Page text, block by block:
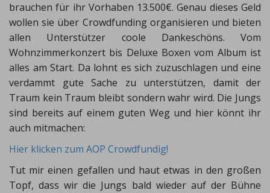
brauchen für ihr Vorhaben 13.500€. Genau dieses Geld
wollen sie über Crowdfunding organisieren und bieten
allen Unterstützer coole Dankeschöns. Vom
Wohnzimmerkonzert bis Deluxe Boxen vom Album ist
alles am Start. Da lohnt es sich zuzuschlagen und eine
verdammt gute Sache zu unterstützen, damit der
Traum kein Traum bleibt sondern wahr wird. Die Jungs
sind bereits auf einem guten Weg und hier könnt ihr
auch mitmachen:
Hier klicken zum AOP Crowdfundig!
Tut mir einen gefallen und haut etwas in den großen
Topf, dass wir die Jungs bald wieder auf der Bühne